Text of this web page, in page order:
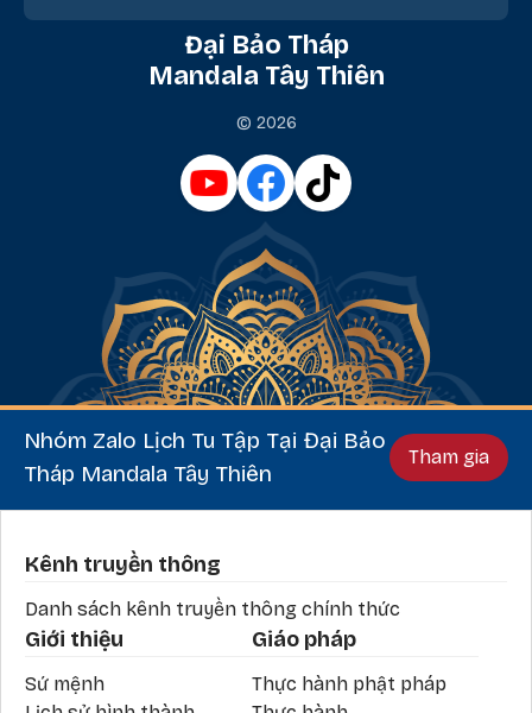
Đại Bảo Tháp
Mandala Tây Thiên
© 2026
Nhóm Zalo Lịch Tu Tập Tại Đại Bảo
Tháp Mandala Tây Thiên
Tham gia
Phần chân
Kênh truyền thông
Danh sách kênh truyền thông chính thức
Giới thiệu
Sứ mệnh
Giáo pháp
Thực hành phật pháp